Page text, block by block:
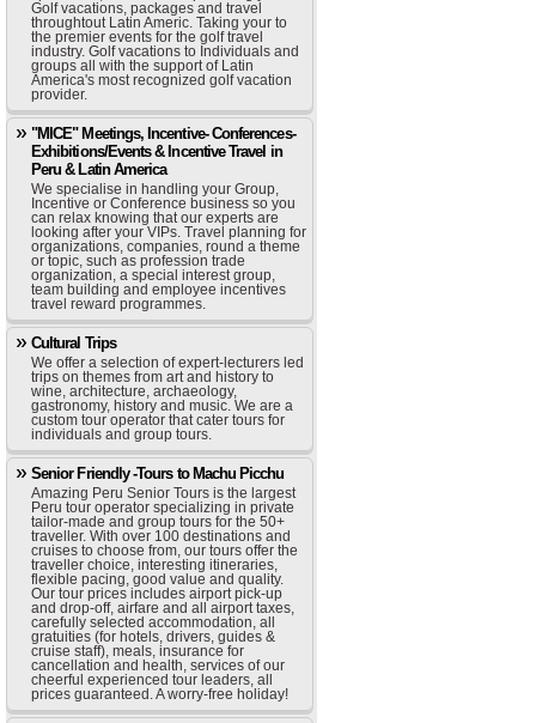
Golf vacations, packages and travel
throughtout Latin Americ. Taking your to
the premier events for the golf travel
industry. Golf vacations to Individuals and
groups all with the support of Latin
America's most recognized golf vacation
provider.
"MICE" Meetings, Incentive- Conferences-
Exhibitions/Events & Incentive Travel in
Peru & Latin America
We specialise in handling your Group,
Incentive or Conference business so you
can relax knowing that our experts are
looking after your VIPs. Travel planning for
organizations, companies, round a theme
or topic, such as profession trade
organization, a special interest group,
team building and employee incentives
travel reward programmes.
Cultural Trips
We offer a selection of expert-lecturers led
trips on themes from art and history to
wine, architecture, archaeology,
gastronomy, history and music. We are a
custom tour operator that cater tours for
individuals and group tours.
Senior Friendly -Tours to Machu Picchu
Amazing Peru Senior Tours is the largest
Peru tour operator specializing in private
tailor-made and group tours for the 50+
traveller. With over 100 destinations and
cruises to choose from, our tours offer the
traveller choice, interesting itineraries,
flexible pacing, good value and quality.
Our tour prices includes airport pick-up
and drop-off, airfare and all airport taxes,
carefully selected accommodation, all
gratuities (for hotels, drivers, guides &
cruise staff), meals, insurance for
cancellation and health, services of our
cheerful experienced tour leaders, all
prices guaranteed. A worry-free holiday!